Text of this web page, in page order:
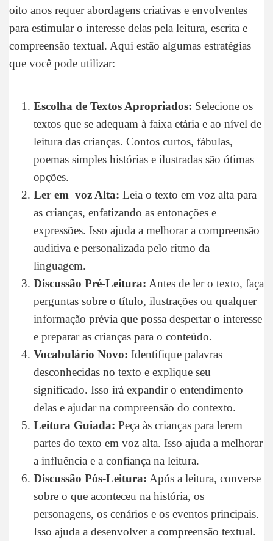
oito anos requer abordagens criativas e envolventes
para estimular o interesse delas pela leitura, escrita e
compreensão textual. Aqui estão algumas estratégias
que você pode utilizar:
Escolha de Textos Apropriados: Selecione os
textos que se adequam à faixa etária e ao nível de
leitura das crianças. Contos curtos, fábulas,
poemas simples histórias e ilustradas são ótimas
opções.
Ler em voz Alta: Leia o texto em voz alta para
as crianças, enfatizando as entonações e
expressões. Isso ajuda a melhorar a compreensão
auditiva e personalizada pelo ritmo da
linguagem.
Discussão Pré-Leitura: Antes de ler o texto, faça
perguntas sobre o título, ilustrações ou qualquer
informação prévia que possa despertar o interesse
e preparar as crianças para o conteúdo.
Vocabulário Novo: Identifique palavras
desconhecidas no texto e explique seu
significado. Isso irá expandir o entendimento
delas e ajudar na compreensão do contexto.
Leitura Guiada: Peça às crianças para lerem
partes do texto em voz alta. Isso ajuda a melhorar
a influência e a confiança na leitura.
Discussão Pós-Leitura: Após a leitura, converse
sobre o que aconteceu na história, os
personagens, os cenários e os eventos principais.
Isso ajuda a desenvolver a compreensão textual.